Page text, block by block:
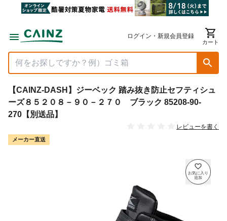
ログイン・新規会員登録
カート
【CAINZ-DASH】ジーベック 踏み抜き防止セフティシュ
ーズ８５２０８－９０－２７０ ブラック 85208-90-
270【別送品】
レビューを書く
メーカー直送